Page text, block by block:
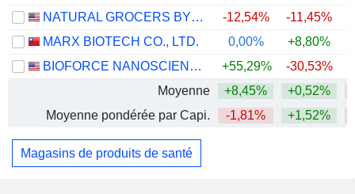
NATURAL GROCERS BY VITAMIN COTTAGE, INC.
-12,54% -11,45%
MARX BIOTECH CO., LTD.
0,00% +8,80%
BIOFORCE NANOSCIENCES HOLDINGS, INC.
+55,29% -30,53%
Moyenne
+8,45% +0,52%
Moyenne pondérée par Capi.
-1,81% +1,52%
Magasins de produits de santé